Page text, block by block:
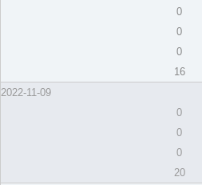
0
0
0
16
2022-11-09
0
0
0
20